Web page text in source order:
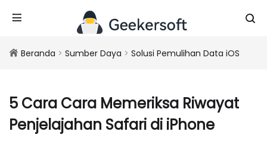
Beranda > Sumber Daya > Solusi Pemulihan Data iOS
5 Cara Cara Memeriksa Riwayat
Penjelajahan Safari di iPhone